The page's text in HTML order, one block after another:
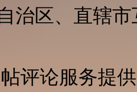
治区、直辖
评论服务提